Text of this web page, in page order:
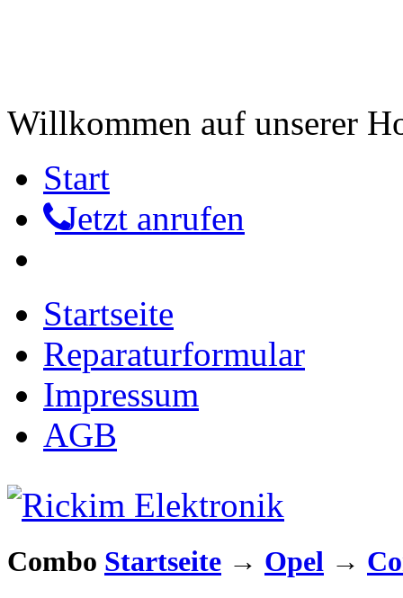
Willkommen auf unserer
Start
Jetzt anrufen
Startseite
Reparaturformular
Impressum
AGB
Combo Startseite → Opel →